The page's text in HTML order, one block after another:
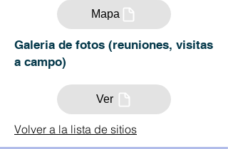
Mapa
Galeria de fotos (reuniones, visitas
a campo)
Ver
Volver a la lista de sitios